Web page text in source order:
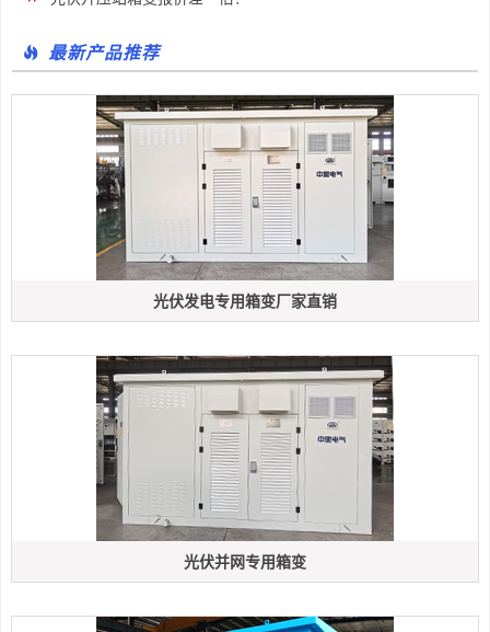
最新产品推荐
光伏发电专用箱变厂家直销
光伏并网专用箱变